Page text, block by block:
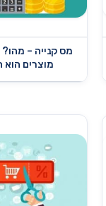
מס קנייה – מהו?
מוצרים הוא